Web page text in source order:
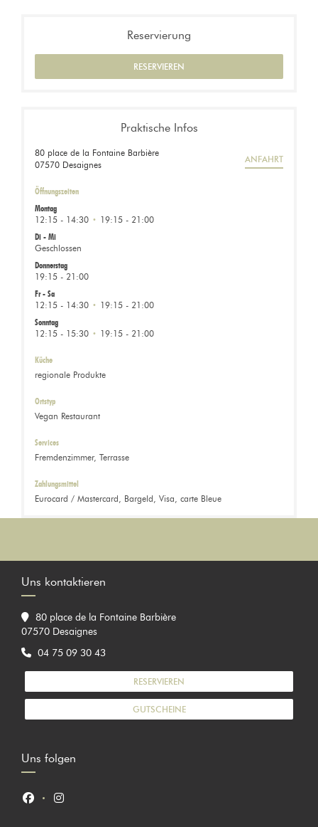
Reservierung
RESERVIEREN
Praktische Infos
80 place de la Fontaine Barbière
07570 Desaignes((öffnet ein neues Fenster)) ANFAHRT
Öffnungszeiten
Montag
12:15 - 14:30 • 19:15 - 21:00
Di - Mi
Geschlossen
Donnerstag
19:15 - 21:00
Fr- Sa
12:15 - 14:30 • 19:15 - 21:00
Sonntag
12:15 - 15:30 • 19:15 - 21:00
Küche
regionale Produkte
Ortstyp
Vegan Restaurant
Services
Fremdenzimmer, Terrasse
Zahlungsmittel
Eurocard / Mastercard, Bargeld, Visa, carte Bleue
Uns kontaktieren
80 place de la Fontaine Barbière
07570 Desaignes
04 75 09 30 43
RESERVIEREN
GUTSCHEINE
Uns folgen
Facebook ((öffnet ein neues Fenster))
Instagram ((öffnet ein neues Fenster))